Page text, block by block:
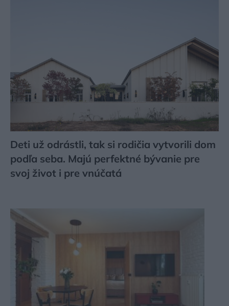
Deti už odrástli, tak si rodičia vytvorili dom
podľa seba. Majú perfektné bývanie pre
svoj život i pre vnúčatá